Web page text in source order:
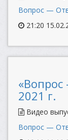
Вопрос —
21:20
2021 г.
Видео
Вопрос —